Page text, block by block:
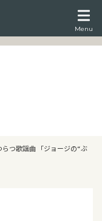
Menu
らつ歌謡曲 「ジョージの“ぶ